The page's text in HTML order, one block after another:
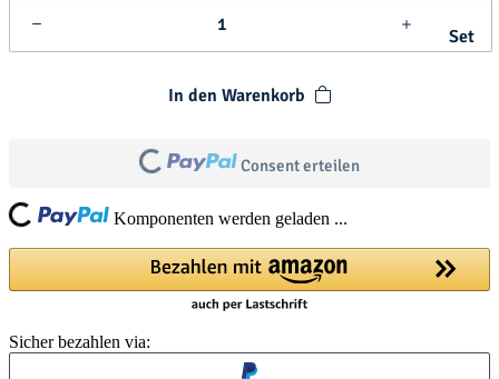
Set
In den Warenkorb
Loading... Consent erteilen
Loading... Komponenten werden geladen ...
Sicher bezahlen via: